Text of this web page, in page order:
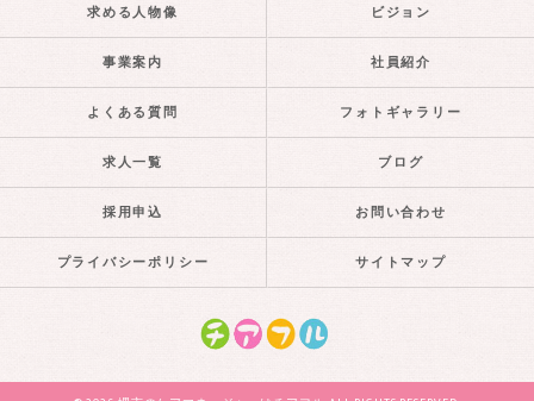
求める人物像 ビジョン
事業案内 社員紹介
よくある質問 フォトギャラリー
求人一覧 ブログ
採用申込 お問い合わせ
プライバシーポリシー サイトマップ